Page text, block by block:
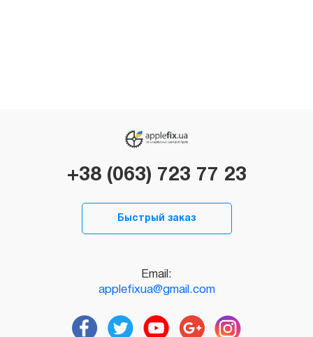
+38 (063) 723 77 23
Быстрый заказ
Email:
applefixua@gmail.com